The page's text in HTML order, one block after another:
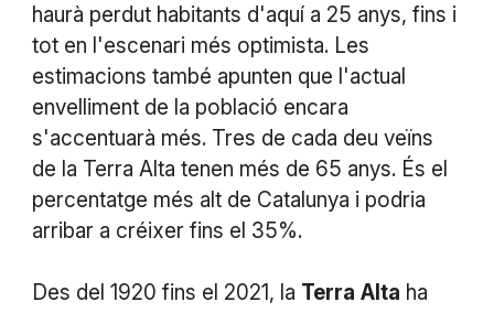
haurà perdut habitants d'aquí a 25 anys, fins i
tot en l'escenari més optimista. Les
estimacions també apunten que l'actual
envelliment de la població encara
s'accentuarà més. Tres de cada deu veïns
de la Terra Alta tenen més de 65 anys. És el
percentatge més alt de Catalunya i podria
arribar a créixer fins el 35%.
Des del 1920 fins el 2021, la Terra Alta ha